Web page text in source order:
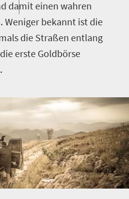
damit einen wahren
Weniger bekannt ist die
die Straßen entlang
erste Goldbörse